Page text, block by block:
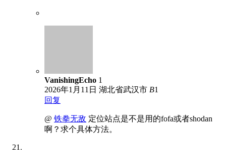
VanishingEcho 1
2026年1月11日 湖北省武汉市 B1
回复
@ 铁拳无敌 定位站点是不是用的fofa或者shodan
啊？求个具体方法。